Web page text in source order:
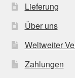
Lieferung
Über uns
Weltweiter
Zahlungen